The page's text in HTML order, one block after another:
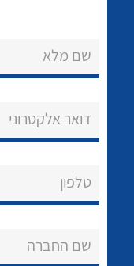
לכל מוצרי היצרן
שם מלא
דואר אלקטרוני
טלפון
שם החברה